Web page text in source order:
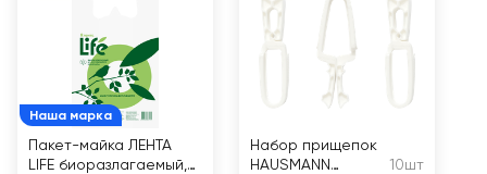
Наша марка
Пакет-майка ЛЕНТА
LIFE биоразлагаемый,
Набор прищепок
HAUSMANN
10шт